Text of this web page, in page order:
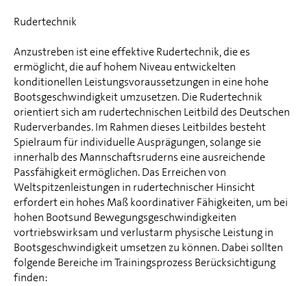
Rudertechnik
Anzustreben ist eine effektive Rudertechnik, die es
ermöglicht, die auf hohem Niveau entwickelten
konditionellen Leistungsvoraussetzungen in eine hohe
Bootsgeschwindigkeit umzusetzen. Die Rudertechnik
orientiert sich am rudertechnischen Leitbild des Deutschen
Ruderverbandes. Im Rahmen dieses Leitbildes besteht
Spielraum für individuelle Ausprägungen, solange sie
innerhalb des Mannschaftsruderns eine ausreichende
Passfähigkeit ermöglichen. Das Erreichen von
Weltspitzenleistungen in rudertechnischer Hinsicht
erfordert ein hohes Maß koordinativer Fähigkeiten, um bei
hohen Bootsund Bewegungsgeschwindigkeiten
vortriebswirksam und verlustarm physische Leistung in
Bootsgeschwindigkeit umsetzen zu können. Dabei sollten
folgende Bereiche im Trainingsprozess Berücksichtigung
finden: